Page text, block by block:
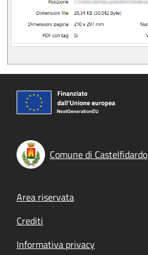
Comune di Castelfidardo
Footer menu
Area riservata
Crediti
Informativa privacy